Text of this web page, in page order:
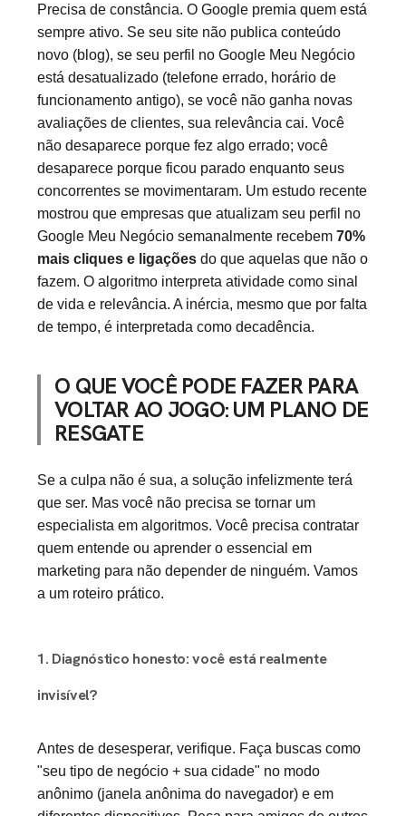
Precisa de constância. O Google premia quem está
sempre ativo. Se seu site não publica conteúdo
novo (blog), se seu perfil no Google Meu Negócio
está desatualizado (telefone errado, horário de
funcionamento antigo), se você não ganha novas
avaliações de clientes, sua relevância cai. Você
não desaparece porque fez algo errado; você
desaparece porque ficou parado enquanto seus
concorrentes se movimentaram. Um estudo recente
mostrou que empresas que atualizam seu perfil no
Google Meu Negócio semanalmente recebem 70%
mais cliques e ligações do que aquelas que não o
fazem. O algoritmo interpreta atividade como sinal
de vida e relevância. A inércia, mesmo que por falta
de tempo, é interpretada como decadência.
O QUE VOCÊ PODE FAZER PARA
VOLTAR AO JOGO: UM PLANO DE
RESGATE
Se a culpa não é sua, a solução infelizmente terá
que ser. Mas você não precisa se tornar um
especialista em algoritmos. Você precisa contratar
quem entende ou aprender o essencial em
marketing para não depender de ninguém. Vamos
a um roteiro prático.
1. Diagnóstico honesto: você está realmente
invisível?
Antes de desesperar, verifique. Faça buscas como
"seu tipo de negócio + sua cidade" no modo
anônimo (janela anônima do navegador) e em